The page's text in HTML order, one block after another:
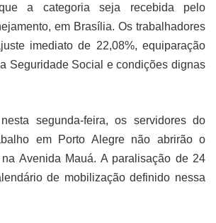
a categoria seja recebida pelo
em Brasília. Os trabalhadores
imediato de 22,08%, equiparação
Seguridade Social e condições dignas
segunda-feira, os servidores do
em Porto Alegrenão abrirão o
Avenida Mauá. A paralisação de 24
de mobilização definido nessa